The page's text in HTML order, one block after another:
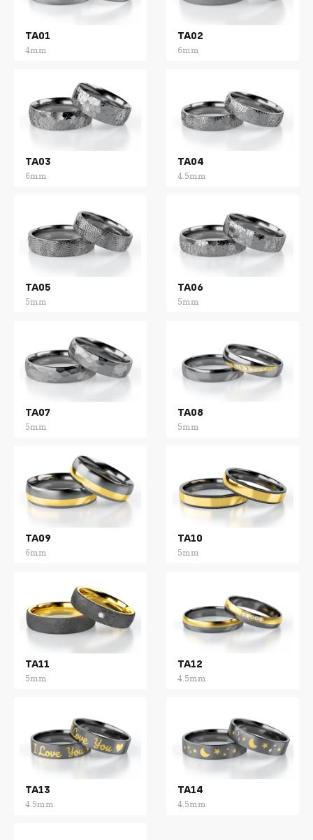
TA01
4mm
TA02
6mm
TA03
6mm
TA04
4.5mm
TA05
5mm
TA06
5mm
TA07
5mm
TA08
5mm
TA09
6mm
TA10
5mm
TA11
5mm
TA12
4.5mm
TA13
4.5mm
TA14
4.5mm